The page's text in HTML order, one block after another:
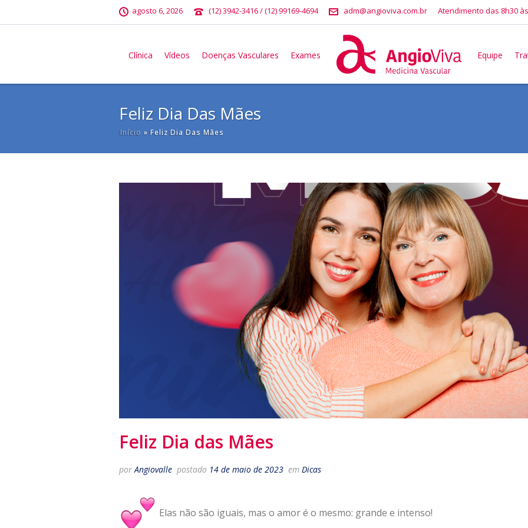
agosto 6, 2026 (12) 3942-3416 / (12) 99169-4694 adm@angioviva.com.br Atendimento das 8h30
Clínica Vídeos Doenças Vasculares Exames Equipe
Feliz Dia Das Mães
Início »Feliz Dia Das Mães
Feliz Dia das Mães
porAngiovalle postado 14 de maio de 2023 em Dicas
Elas não são iguais, mas o amor é o mesmo: grande e intenso!